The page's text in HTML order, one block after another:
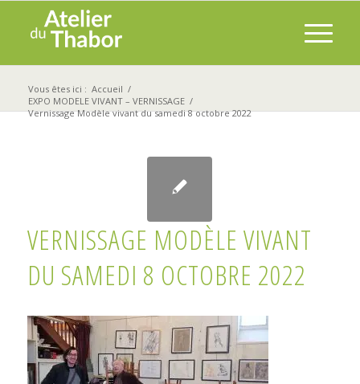
Vous êtes ici : Accueil /
EXPO MODELE VIVANT – VERNISSAGE /
Vernissage Modèle vivant du samedi 8 octobre 2022
VERNISSAGE MODÈLE VIVANT
DU SAMEDI 8 OCTOBRE 2022